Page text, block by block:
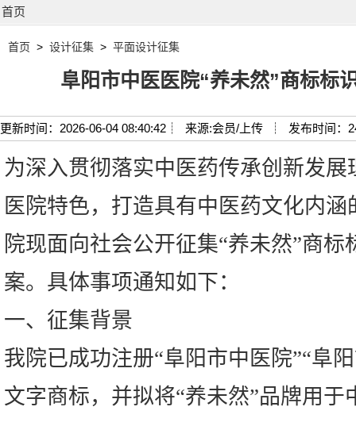
首页
首页 > 设计征集 > 平面设计征集
阜阳市中医医院“养未然”商标标
更新时间：2026-06-04 08:40:42┊ 来源:会员/上传 ┊ 发布时间：
为深入贯彻落实中医药传承创新发
医院特色，打造具有中医药文化内
院现面向社会公开征集“养未然”商
案。具体事项通知如下：
一、征集背景
我院已成功注册“阜阳市中医院”“阜
文字商标，并拟将“养未然”品牌用于